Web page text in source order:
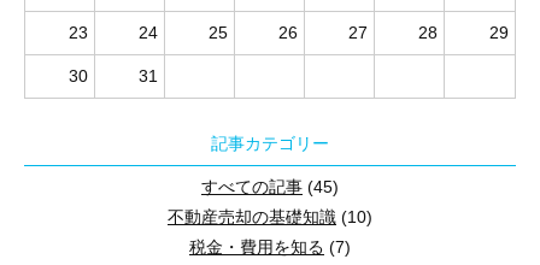
23 24 25 26 27 28 29
30 31
記事カテゴリー
すべての記事 (45)
不動産売却の基礎知識 (10)
税金・費用を知る (7)